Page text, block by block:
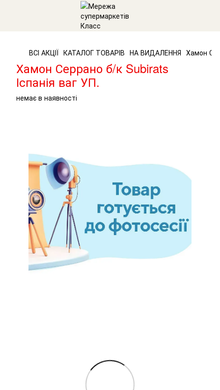
ВСІ АКЦІЇ КАТАЛОГ ТОВАРІВ НА ВИДАЛЕННЯ Хамон
Хамон Серрано б/к Subirats
Іспанія ваг УП.
немає в наявності